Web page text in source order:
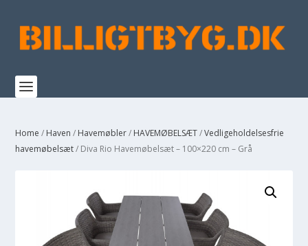
Home / Haven / Havemøbler/ HAVEMØBELSÆT/Vedligeholdelsesfrie
havemøbelsæt/ Diva Rio Havemøbelsæt – 100×220 cm – Grå